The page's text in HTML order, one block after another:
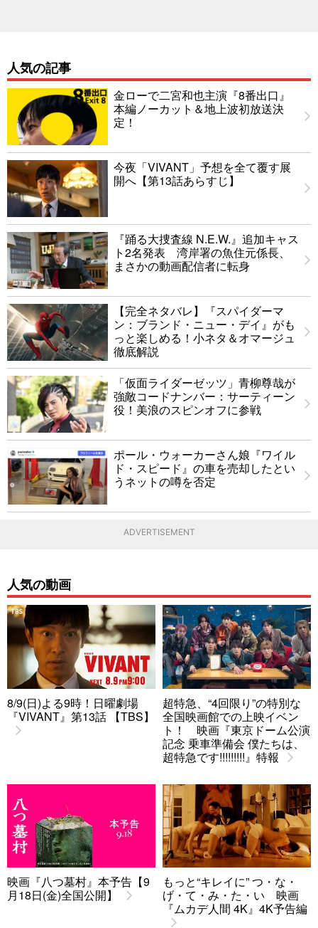
人気の記事
金ローで二宮和也主演『8番出口』
本編ノーカット＆地上波初放送決
定！
今夜「VIVANT」予想を全て覆す展
開へ【第13話あらすじ】
『踊る大捜査線 N.E.W.』追加キャス
ト2名発表 湾岸署の魚住元係長、
まさかの動画配信者に転身
【完全ネタバレ】『スパイダーマ
ン：ブランド・ニュー・デイ』がも
っと楽しめる！小ネタ＆オマージュ
徹底解説
「仮面ライダーゼッツ」青柳尊哉が
強敵コードナンバー：サーティーン
役！美浪のスピンオフに参戦
ポール・ウォーカーさん娘『ワイル
ド・スピード』の車を売却したとい
うネットの噂を否定
ADVERTISEMENT
人気の動画
8/9(日)よる9時！日曜劇場
『VIVANT』第13話 【TBS】
超特急、“4回限り”の特別な
全国映画館での上映イベン
ト！ 映画『東京ドーム公演
記念 乗車準備会 僕たちは、
超特急です!!!!!!!!!』特報
映画『八つ墓村』本予告【9
月18日(金)全国公開】
もっと“キレイに” つ・な・
げ・て・み・た・い 映画
『ムカデ人間 4K』4K予告編